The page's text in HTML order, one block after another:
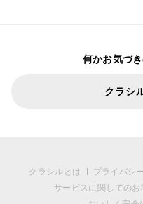
何かお気づ
クラシ
クラシルとは プライバシ
サービスに関してのお